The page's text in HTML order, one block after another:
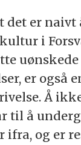
det er naivt
i
er også
Å
til å
ifra, og er